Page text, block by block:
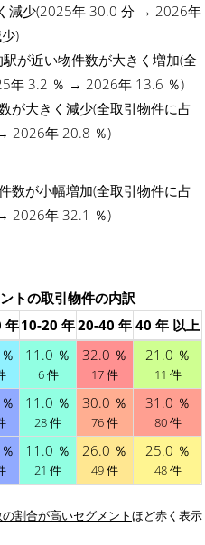
減少(2025年 30.0 分 → 2026年
)
が近い物件数が大きく増加(全
年 3.2 ％ → 2026年 13.6 ％)
が大きく減少(全取引物件に占
2026年 20.8 ％)
数が小幅増加(全取引物件に占
2026年 32.1 ％)
トの取引物件の内訳
年10-20 年20-40 年 40 年 以上
11.0 ％
6 件
32.0 ％
17 件
21.0 ％
11 件
11.0 ％
28 件
30.0 ％
76 件
31.0 ％
80 件
11.0 ％
21 件
26.0 ％
49 件
25.0 ％
48 件
割合が高いセグメントほど赤く表示